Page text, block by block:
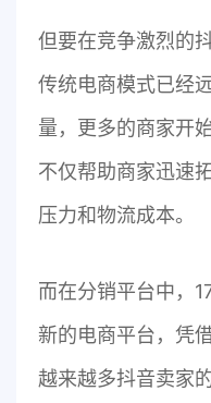
但要在竞争激烈的
传统电商模式已经
量，更多的商家开
不仅帮助商家迅速
压力和物流成本。
而在分销平台中，
新的电商平台，凭
越来越多抖音卖家